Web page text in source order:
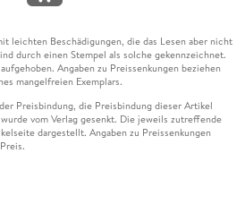
leichten Beschädigungen, die das Lesen aber nicht
durch einen Stempel als solche gekennzeichnet.
Angaben zu Preissenkungen beziehen
mangelfreien Exemplars.
Preisbindung, die Preisbindung dieser Artikel
vom Verlag gesenkt. Die jeweils zutreffende
dargestellt. Angaben zu Preissenkungen